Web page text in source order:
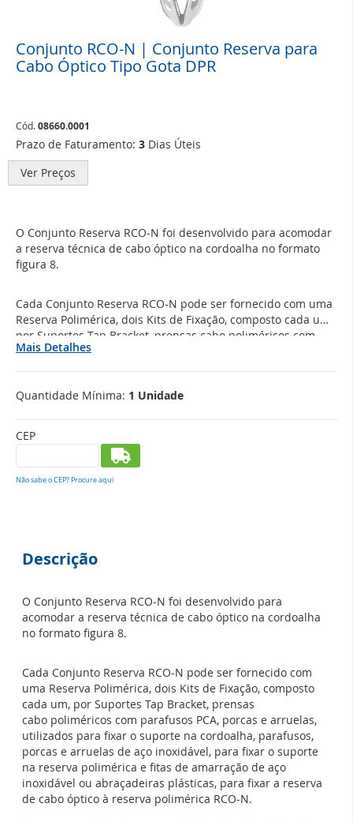
Conjunto RCO-N | Conjunto Reserva para
Cabo Óptico Tipo Gota DPR
Cód.08660.0001
Prazo de Faturamento: 3 Dias Úteis
Ver Preços
CEP
Não sabe o CEP? Procure aqui
O Conjunto Reserva RCO-N foi desenvolvido para acomodar
a reserva técnica de cabo óptico na cordoalha no formato
figura 8.
Cada Conjunto Reserva RCO-N pode ser fornecido com uma
Reserva Polimérica, dois Kits de Fixação, composto cada um,
por Suportes Tap Bracket, prensas cabo poliméricos com
parafusos PCA, porcas e arruelas, utilizados para fixar o
de amarração de aço inoxidável ou abraçadeiras
polimérica RCO-N.
Para acomodação da reserva técnica de cabo óptico são
necessários dois Conjuntos Reserva RCO-N.
Mais Detalhes
Quantidade Mínima: 1 Unidade
Saltar
para
Galeria
de
imagens
Descrição
O Conjunto Reserva RCO-N foi desenvolvido para
acomodar a reserva técnica de cabo óptico na cordoalha
no formato figura 8.
Cada Conjunto Reserva RCO-N pode ser fornecido com
uma Reserva Polimérica, dois Kits de Fixação, composto
cada um, por Suportes Tap Bracket, prensas
cabo poliméricos com parafusos PCA, porcas e arruelas,
utilizados para fixar o suporte na cordoalha, parafusos,
porcas e arruelas de aço inoxidável, para fixar o suporte
na reserva polimérica e fitas de amarração de aço
inoxidável ou abraçadeiras plásticas, para fixar a reserva
de cabo óptico à reserva polimérica RCO-N.